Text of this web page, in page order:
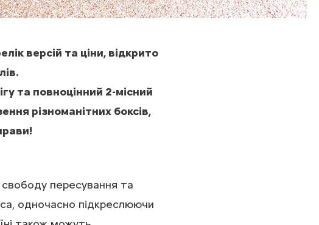
версій та ціни, відкрито
та повноцінний 2-місний
різноманітних боксів,
пересування та
одночасно підкреслюючи